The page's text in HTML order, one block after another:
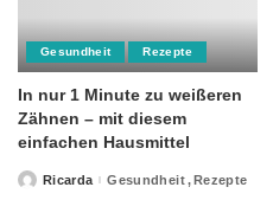
Gesundheit Rezepte
In nur 1 Minute zu weißeren
Zähnen – mit diesem
einfachen Hausmittel
PostedRicarda Gesundheit Rezepte